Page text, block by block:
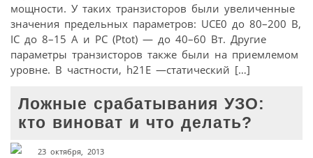
мощности. У таких транзисторов были увеличенные
значения предельных параметров: UCE0 до 80–200 В,
IC до 8–15 А и PC (Ptot) — до 40–60 Вт. Другие
параметры транзисторов также были на приемлемом
уровне. В частности, h21E —статический […]
Ложные срабатывания УЗО:
кто виноват и что делать?
23 октября, 2013